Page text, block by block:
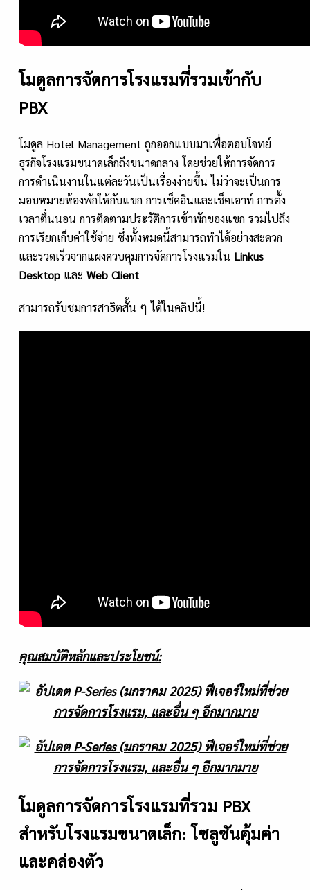
โมดูลการจัดการโรงแรมที่รวมเข้ากับ
PBX
โมดูล Hotel Management ถูกออกแบบมาเพื่อตอบโจทย์
ธุรกิจโรงแรมขนาดเล็กถึงขนาดกลาง โดยช่วยให้การจัดการ
การดำเนินงานในแต่ละวันเป็นเรื่องง่ายขึ้น ไม่ว่าจะเป็นการ
มอบหมายห้องพักให้กับแขก การเช็คอินและเช็คเอาท์ การตั้ง
เวลาตื่นนอน การติดตามประวัติการเข้าพักของแขก รวมไปถึง
การเรียกเก็บค่าใช้จ่าย ซึ่งทั้งหมดนี้สามารถทำได้อย่างสะดวก
และรวดเร็วจากแผงควบคุมการจัดการโรงแรมใน Linkus
Desktop และ Web Client
สามารถรับชมการสาธิตสั้น ๆ ได้ในคลิปนี้!
คุณสมบัติหลักและประโยชน์:
โมดูลการจัดการโรงแรมที่รวม PBX
สำหรับโรงแรมขนาดเล็ก: โซลูชันคุ้มค่า
และคล่องตัว